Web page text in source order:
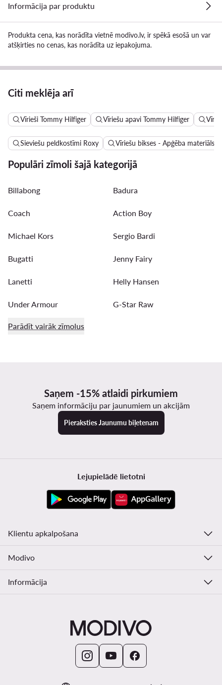
Informācija par produktu
Produkta cena, kas norādīta vietnē modivo.lv, ir spēkā esošā un var
atšķirties no cenas, kas norādīta uz iepakojuma.
Citi meklēja arī
Vīrieši Tommy Hilfiger Vīriešu apavi Tommy Hilfiger
Sieviešu peldkostīmi Roxy Vīriešu bikses - Apģēba materiāls:
Populāri zīmoli šajā kategorijā
Billabong Badura
Coach Action Boy
Michael Kors Sergio Bardi
Bugatti Jenny Fairy
Lanetti Helly Hansen
Under Armour G-Star Raw
Parādīt vairāk zīmolus
Saņem -15% atlaidi pirkumiem
Saņem informāciju par jaunumiem un akcijām
Pieraksties Jaunumu biļetenam
Lejupielādē lietotni
Klientu apkalpošana
Modivo
Informācija